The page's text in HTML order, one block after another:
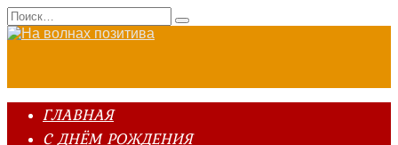
Перейти
к
Search
for:
ГЛАВНАЯ
С ДНЁМ РОЖДЕНИЯ